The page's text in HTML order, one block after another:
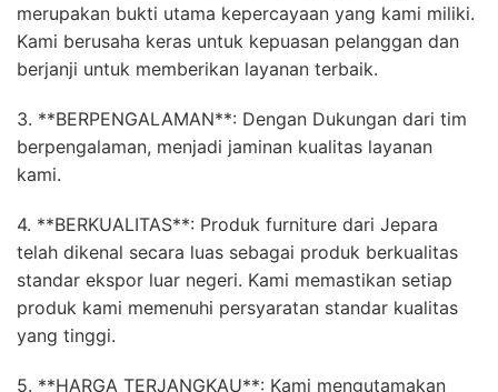
merupakan bukti utama kepercayaan yang kami miliki.
Kami berusaha keras untuk kepuasan pelanggan dan
berjanji untuk memberikan layanan terbaik.
3. **BERPENGALAMAN**: Dengan Dukungan dari tim
berpengalaman, menjadi jaminan kualitas layanan
kami.
4. **BERKUALITAS**: Produk furniture dari Jepara
telah dikenal secara luas sebagai produk berkualitas
standar ekspor luar negeri. Kami memastikan setiap
produk kami memenuhi persyaratan standar kualitas
yang tinggi.
5. **HARGA TERJANGKAU**: Kami mengutamakan